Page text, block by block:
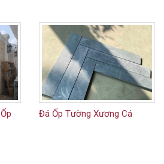
Đá Ốp Tường Xương Cá